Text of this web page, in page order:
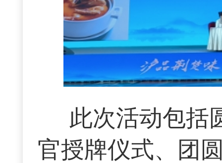
此次活动包括
官授牌仪式、团